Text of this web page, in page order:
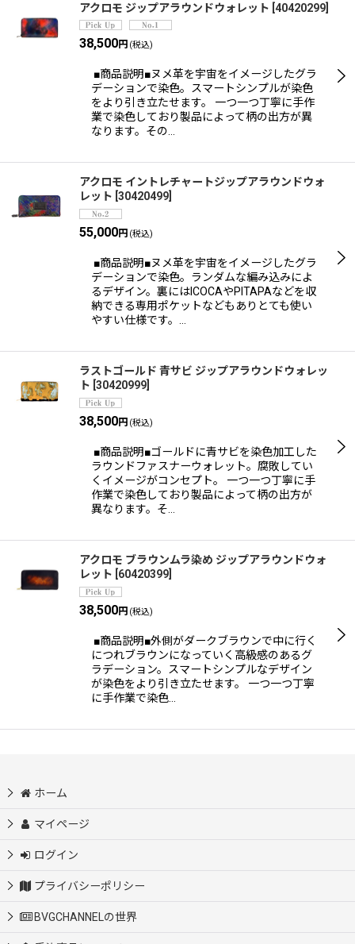
アクロモ ジップアラウンドウォレット 40420299
38,500円 (税込)
■商品説明■ヌメ革を宇宙をイメージしたグラ
デーションで染色。スマートシンプルが染色
をより引き立たせます。 一つ一つ丁寧に手作
業で染色しており製品によって柄の出方が異
なります。その…
アクロモ イントレチャートジップアラウンドウォ
レット 30420499
55,000円 (税込)
■商品説明■ヌメ革を宇宙をイメージしたグラ
デーションで染色。ランダムな編み込みによ
るデザイン。裏にはICOCAやPITAPAなどを収
納できる専用ポケットなどもありとても使い
やすい仕様です。…
ラストゴールド 青サビ ジップアラウンドウォレッ
ト 30420999
38,500円 (税込)
■商品説明■ゴールドに青サビを染色加工した
ラウンドファスナーウォレット。腐敗してい
くイメージがコンセプト。 一つ一つ丁寧に手
作業で染色しており製品によって柄の出方が
異なります。そ…
アクロモ ブラウンムラ染め ジップアラウンドウォ
レット 60420399
38,500円 (税込)
■商品説明■外側がダークブラウンで中に行く
につれブラウンになっていく高級感のあるグ
ラデーション。スマートシンプルなデザイン
が染色をより引き立たせます。 一つ一つ丁寧
に手作業で染色…
ホーム
マイページ
ログイン
プライバシーポリシー
BVGCHANNELの世界